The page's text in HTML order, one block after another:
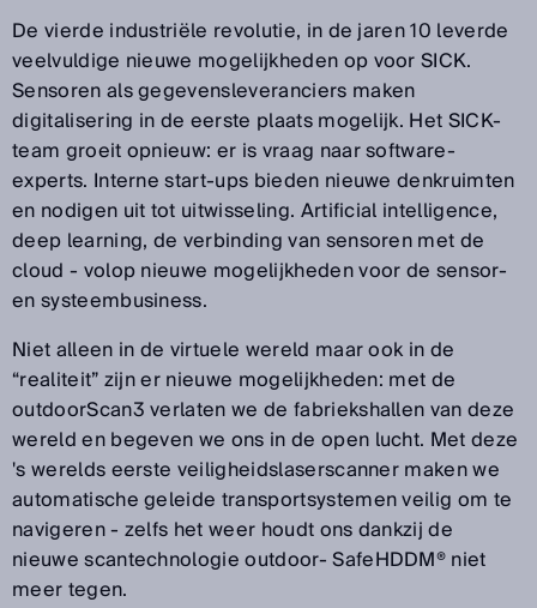
De vierde industriële revolutie, in de jaren 10 leverde
veelvuldige nieuwe mogelijkheden op voor SICK.
Sensoren als gegevensleveranciers maken
digitalisering in de eerste plaats mogelijk. Het SICK-
team groeit opnieuw: er is vraag naar software-
experts. Interne start-ups bieden nieuwe denkruimten
en nodigen uit tot uitwisseling. Artificial intelligence,
deep learning, de verbinding van sensoren met de
cloud - volop nieuwe mogelijkheden voor de sensor-
en systeembusiness.
Niet alleen in de virtuele wereld maar ook in de
“realiteit” zijn er nieuwe mogelijkheden: met de
outdoorScan3 verlaten we de fabriekshallen van deze
wereld en begeven we ons in de open lucht. Met deze
's werelds eerste veiligheidslaserscanner maken we
automatische geleide transportsystemen veilig om te
navigeren - zelfs het weer houdt ons dankzij de
nieuwe scantechnologie outdoor- SafeHDDM® niet
meer tegen.